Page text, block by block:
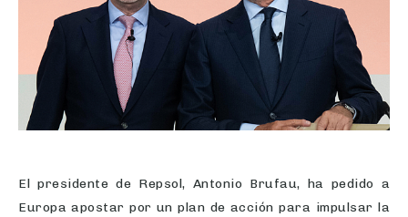
El presidente de Repsol, Antonio Brufau, ha pedido a
Europa apostar por un plan de acción para impulsar la